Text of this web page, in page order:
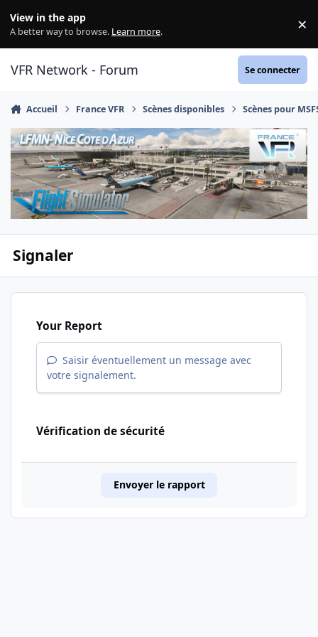
View in the app
A better way to browse. Learn more. ×
VFR Network - Forum Se connecter
Accueil France VFR Scènes disponibles Scènes pour
Signaler
Your Report
Saisir éventuellement un message avec
votre signalement.
Vérification de sécurité
Envoyer le rapport